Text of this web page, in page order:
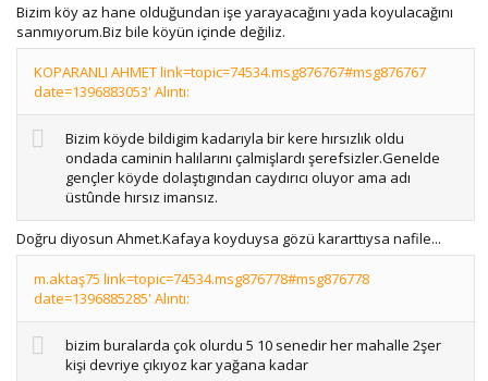
Bizim köy az hane olduğundan işe yarayacağını yada koyulacağını
sanmıyorum.Biz bile köyün içinde değiliz.
KOPARANLI AHMET link=topic=74534.msg876767#msg876767
date=1396883053' Alıntı:
Bizim köyde bildigim kadarıyla bir kere hırsızlık oldu
ondada caminin halılarını çalmişlardı şerefsizler.Genelde
gençler köyde dolaştıgından caydırıcı oluyor ama adı
üstûnde hırsız imansız.
Doğru diyosun Ahmet.Kafaya koyduysa gözü kararttıysa nafile...
m.aktaş75 link=topic=74534.msg876778#msg876778
date=1396885285' Alıntı:
bizim buralarda çok olurdu 5 10 senedir her mahalle 2şer
kişi devriye çıkıyoz kar yağana kadar